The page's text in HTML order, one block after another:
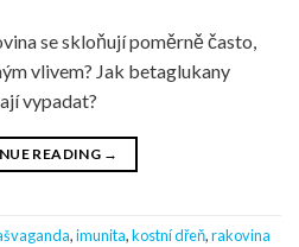
se skloňují poměrně často,
vlivem? Jak betaglukany
vypadat?
READING →
,imunita,kostní dřeň,rakovina